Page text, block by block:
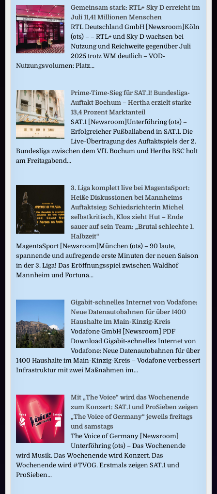
Gemeinsam stark: RTL+ Sky D erreicht im
Juli 11,41 Millionen Menschen
RTL Deutschland GmbH [Newsroom]Köln
(ots) – – RTL+ und Sky D wachsen bei
Nutzung und Reichweite gegenüber Juli
2025 trotz WM deutlich – VOD-
Nutzungsvolumen: Platz...
Prime-Time-Sieg für SAT.1! Bundesliga-
Auftakt Bochum – Hertha erzielt starke
13,4 Prozent Marktanteil
SAT.1 [Newsroom]Unterföhring (ots) –
Erfolgreicher Fußballabend in SAT.1. Die
Live-Übertragung des Auftaktspiels der 2.
Bundesliga zwischen dem VfL Bochum und Hertha BSC holt
am Freitagabend...
3. Liga komplett live bei MagentaSport:
Heiße Diskussionen bei Mannheims
Auftaktsieg: Schiedsrichterin Michel
selbstkritisch, Klos zieht Hut – Ende
sauer auf sein Team: „Brutal schlechte 1.
Halbzeit“
MagentaSport [Newsroom]München (ots) – 90 laute,
spannende und aufregende erste Minuten der neuen Saison
in der 3. Liga! Das Eröffnungsspiel zwischen Waldhof
Mannheim und Fortuna...
Gigabit-schnelles Internet von Vodafone:
Neue Datenautobahnen für über 1400
Haushalte im Main-Kinzig-Kreis
Vodafone GmbH [Newsroom] PDF
Download Gigabit-schnelles Internet von
Vodafone: Neue Datenautobahnen für über
1400 Haushalte im Main-Kinzig-Kreis – Vodafone verbessert
Infrastruktur mit zwei Maßnahmen im...
Mit „The Voice“ wird das Wochenende
zum Konzert: SAT.1 und ProSieben zeigen
„The Voice of Germany“ jeweils freitags
und samstags
The Voice of Germany [Newsroom]
Unterföhring (ots) – Das Wochenende
wird Musik. Das Wochenende wird Konzert. Das
Wochenende wird #TVOG. Erstmals zeigen SAT.1 und
ProSieben...